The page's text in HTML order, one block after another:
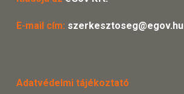
E-mail cím: szerkesztoseg@egov.hu
Adatvédelmi tájékoztató